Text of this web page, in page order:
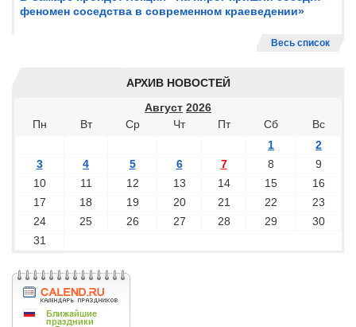
феномен соседства в современном краеведении»
Весь список
АРХИВ НОВОСТЕЙ
Август 2026
Пн
Вт Ср Чт Пт Сб
Вс
1
2
3
4 5 6 7 8
9
10
11 12 13 14 15
16
17
18 19 20 21 22
23
24
25 26 27 28 29
30
31